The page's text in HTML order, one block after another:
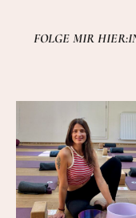
FOLGE MIR HIER: